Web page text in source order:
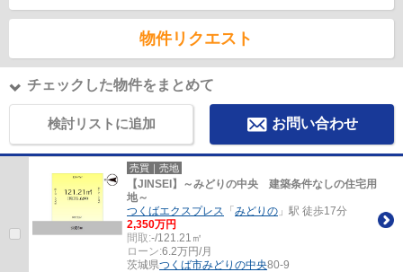
物件リクエスト
チェックした物件をまとめて
検討リストに追加 お問い合わせ
売買｜売地
【JINSEI】～みどりの中央 建築条件なしの住宅用
地～
つくばエクスプレス 「 みどりの 」駅 徒歩17分
2,350万円
間取:-/121.21㎡
ローン:6.2万円/月
茨城県つくば市みどりの中央80-9